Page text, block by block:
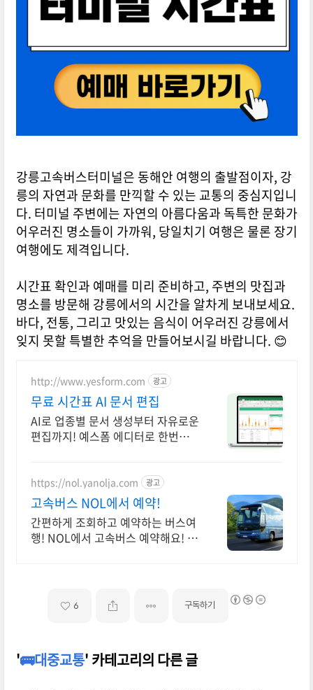
강릉고속버스터미널은 동해안 여행의 출발점이자, 강
릉의 자연과 문화를 만끽할 수 있는 교통의 중심지입니
다. 터미널 주변에는 자연의 아름다움과 독특한 문화가
어우러진 명소들이 가까워, 당일치기 여행은 물론 장기
여행에도 제격입니다.
시간표 확인과 예매를 미리 준비하고, 주변의 맛집과
명소를 방문해 강릉에서의 시간을 알차게 보내보세요.
바다, 전통, 그리고 맛있는 음식이 어우러진 강릉에서
잊지 못할 특별한 추억을 만들어보시길 바랍니다. 😊
http://www.yesform.com 광고
무료 시간표 AI 문서 편집
AI로 업종별 문서 생성부터 자유로운
편집까지! 예스폼 에디터로 한번에!
https://nol.yanolja.com 광고
고속버스 NOL에서 예약!
간편하게 조회하고 예약하는 버스여
행! NOL에서 고속버스 예약해요! 고
6 구독하기
'🚌대중교통' 카테고리의 다른 글